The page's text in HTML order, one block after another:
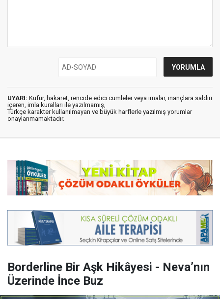
UYARI: Küfür, hakaret, rencide edici cümleler veya imalar, inançlara saldırı
içeren, imla kuralları ile yazılmamış,
Türkçe karakter kullanılmayan ve büyük harflerle yazılmış yorumlar
onaylanmamaktadır.
Borderline Bir Aşk Hikâyesi - Neva’nın
Üzerinde İnce Buz